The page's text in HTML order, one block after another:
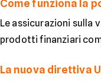
Come funziona la
Le assicurazioni sulla
prodotti finanziari
La nuova direttiva